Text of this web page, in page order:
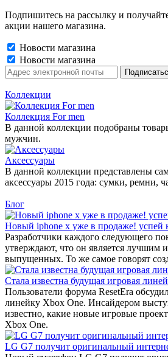
Подпишитесь на рассылку и
акции нашего магазина.
Новости магазина
Новости магазина
Коллекции
Коллекция For men
В данной коллекции подобраны
мужчин.
Аксессуары
В данной коллекции представлены
аксессуары 2015 года: сумки, ремни,
Блог
Новый iphone x уже в продаже! успей
Разработчики каждого следующего
утверждают, что он является лучшим
выпущенных. То же самое говорят
Стала известна будущая игровая
Пользователи форума ResetEra
линейку Xbox One. Инсайдером
известно, какие новые игровые
Xbox One.
LG G7 получит оригинальный